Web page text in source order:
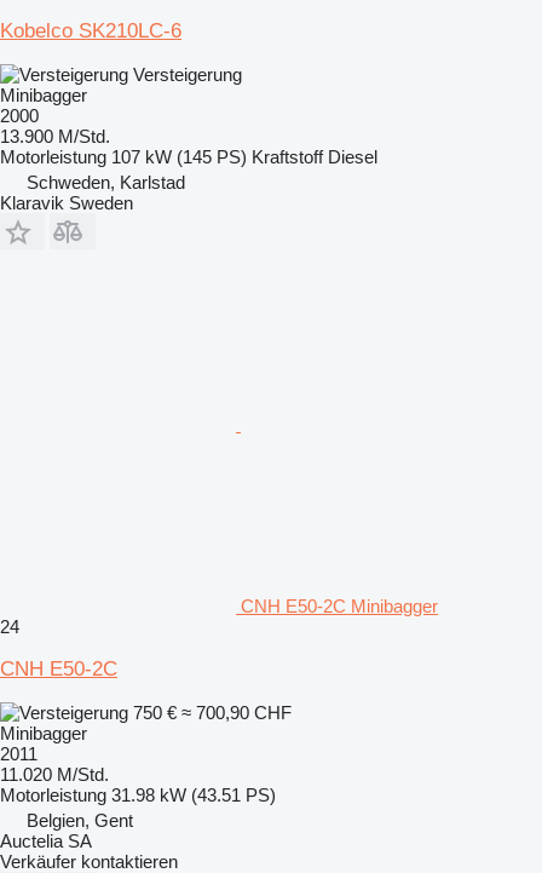
Kobelco SK210LC-6
Versteigerung
Minibagger
2000
13.900 M/Std.
Motorleistung 107 kW (145 PS) Kraftstoff Diesel
Schweden, Karlstad
Klaravik Sweden
CNH E50-2C Minibagger
24
CNH E50-2C
750 € ≈ 700,90 CHF
Minibagger
2011
11.020 M/Std.
Motorleistung 31.98 kW (43.51 PS)
Belgien, Gent
Auctelia SA
Verkäufer kontaktieren